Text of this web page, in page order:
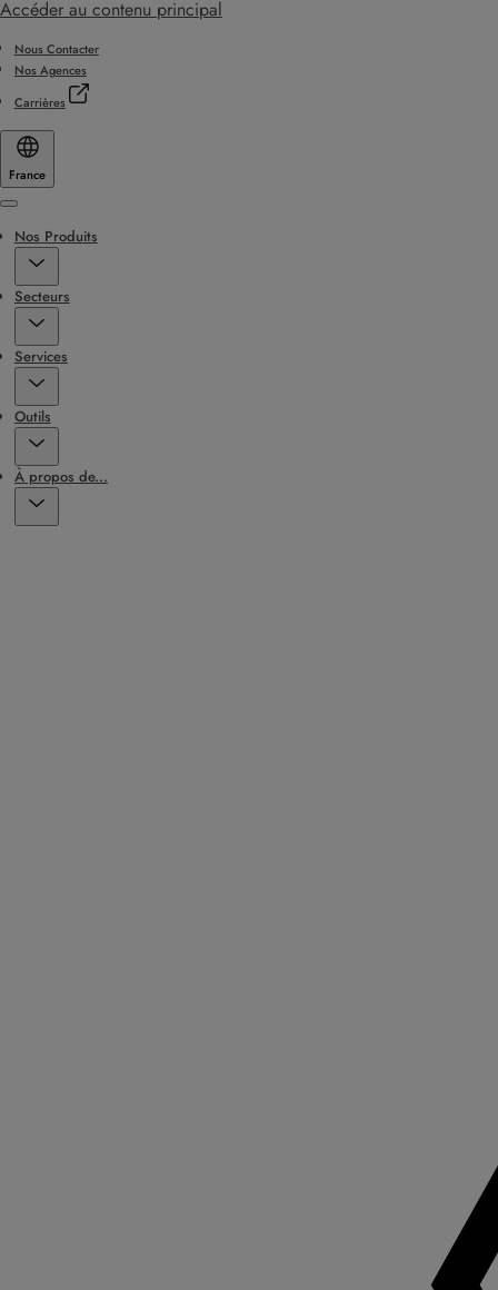
Accéder au contenu principal
Nous Contacter
Nos Agences
Carrières
France
Menu
Nos Produits
Secteurs
Services
Outils
À propos de...